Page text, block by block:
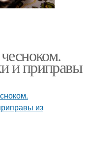
и приправы